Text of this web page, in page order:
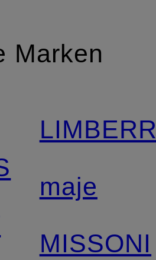
Marken
maje
MISSONI